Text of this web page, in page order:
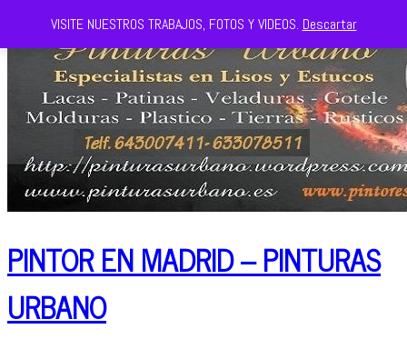
PINTOR EN MADRID – PINTURAS
URBANO
VISITE NUESTROS TRABAJOS, FOTOS Y VIDEOS. Descartar